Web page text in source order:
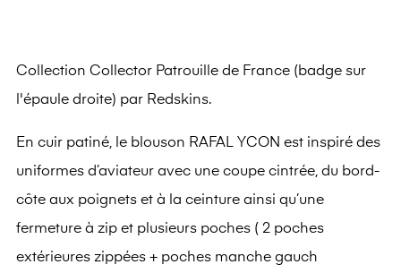
Collection Collector Patrouille de France (badge sur
l'épaule droite) par Redskins.
En cuir patiné, le blouson RAFAL YCON est inspiré des
uniformes d’aviateur avec une coupe cintrée, du bord-
côte aux poignets et à la ceinture ainsi qu’une
fermeture à zip et plusieurs poches ( 2 poches
extérieures zippées + poches manche gauch